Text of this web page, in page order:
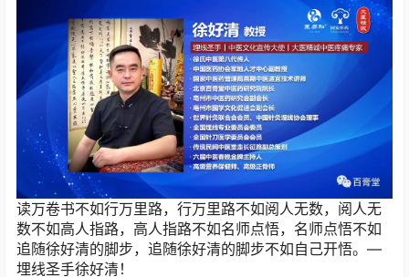
读万卷书不如行万里路，行万里路不如阅人无数，阅人无
数不如高人指路，高人指路不如名师点悟，名师点悟不如
追随徐好清的脚步，追随徐好清的脚步不如自己开悟。—
埋线圣手徐好清！